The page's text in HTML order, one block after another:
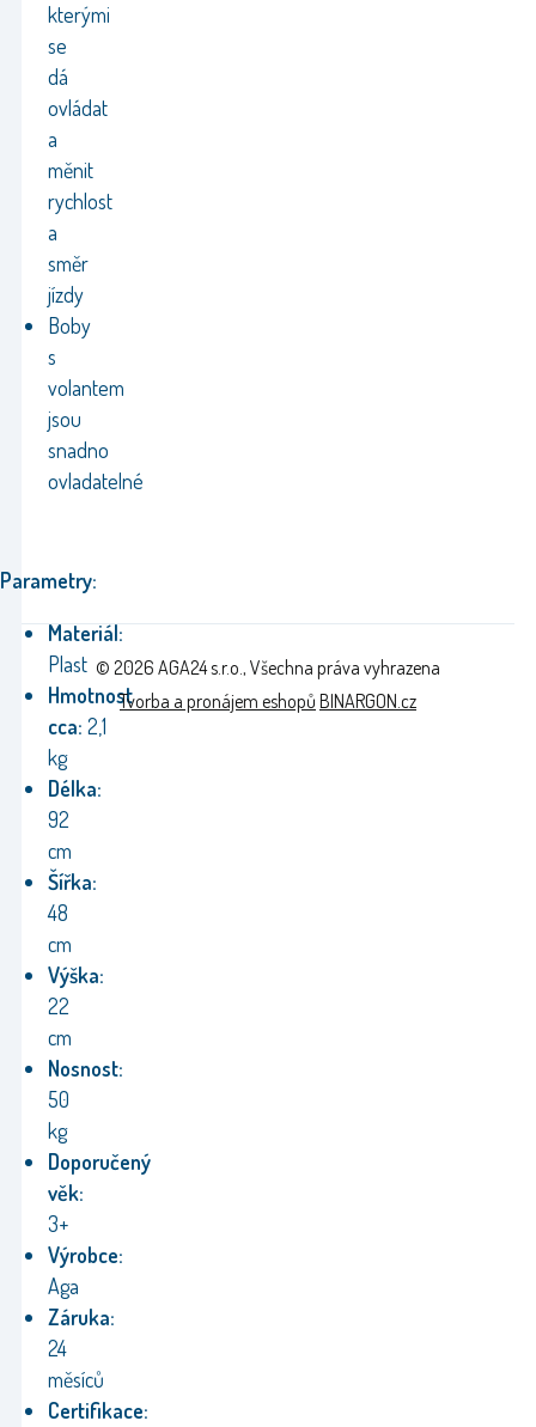
kterými
se
dá
ovládat
a
měnit
rychlost
a
směr
jízdy
Boby
s
volantem
jsou
snadno
ovladatelné
Parametry:
Materiál:
Plast
Hmotnost
cca: 2,1
kg
Délka:
92
cm
Šířka:
48
cm
Výška:
22
cm
Nosnost:
50
kg
Doporučený
věk:
3+
Výrobce:
Aga
Záruka:
24
měsíců
Certifikace:
© 2026 AGA24 s.r.o., Všechna práva vyhrazena
Tvorba a pronájem eshopů BINARGON.cz